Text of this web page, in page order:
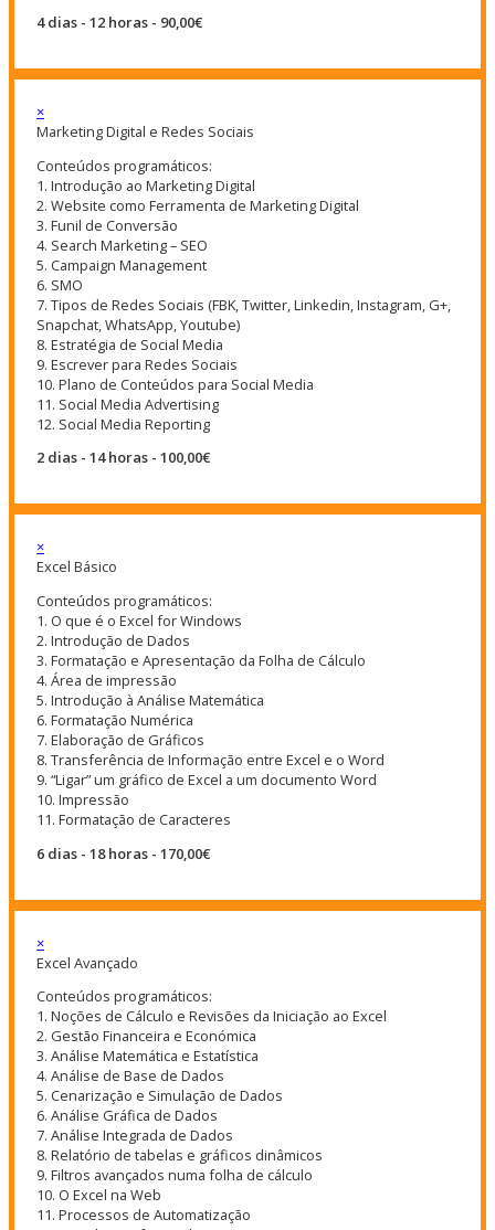
4 dias - 12 horas - 90,00€
×
Marketing Digital e Redes Sociais
Conteúdos programáticos:
1. Introdução ao Marketing Digital
2. Website como Ferramenta de Marketing Digital
3. Funil de Conversão
4. Search Marketing – SEO
5. Campaign Management
6. SMO
7. Tipos de Redes Sociais (FBK, Twitter, Linkedin, Instagram, G+,
Snapchat, WhatsApp, Youtube)
8. Estratégia de Social Media
9. Escrever para Redes Sociais
10. Plano de Conteúdos para Social Media
11. Social Media Advertising
12. Social Media Reporting
2 dias - 14 horas - 100,00€
×
Excel Básico
Conteúdos programáticos:
1. O que é o Excel for Windows
2. Introdução de Dados
3. Formatação e Apresentação da Folha de Cálculo
4. Área de impressão
5. Introdução à Análise Matemática
6. Formatação Numérica
7. Elaboração de Gráficos
8. Transferência de Informação entre Excel e o Word
9. “Ligar” um gráfico de Excel a um documento Word
10. Impressão
11. Formatação de Caracteres
6 dias - 18 horas - 170,00€
×
Excel Avançado
Conteúdos programáticos:
1. Noções de Cálculo e Revisões da Iniciação ao Excel
2. Gestão Financeira e Económica
3. Análise Matemática e Estatística
4. Análise de Base de Dados
5. Cenarização e Simulação de Dados
6. Análise Gráfica de Dados
7. Análise Integrada de Dados
8. Relatório de tabelas e gráficos dinâmicos
9. Filtros avançados numa folha de cálculo
10. O Excel na Web
11. Processos de Automatização